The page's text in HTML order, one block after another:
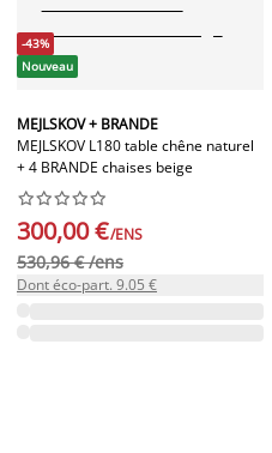
-43%
Nouveau
MEJLSKOV + BRANDE
MEJLSKOV L180 table chêne naturel
+ 4 BRANDE chaises beige






300,00 €/ENS
530,96 € /ens
Dont éco-part. 9.05 €